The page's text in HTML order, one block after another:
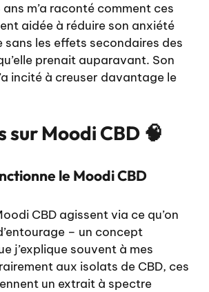
m’a raconté comment ces
aidée à réduire son anxiété
sans les effets secondaires des
prenait auparavant. Son
incité à creuser davantage le
sur Moodi CBD 🧠
le Moodi CBD
CBD agissent via ce qu’on
– un concept
j’explique souvent à mes
aux isolats de CBD, ces
un extrait à spectre